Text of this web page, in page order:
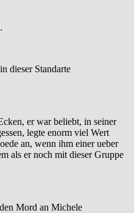
dieser Standarte
er war beliebt, in seiner
legte enorm viel Wert
an, wenn ihm einer ueber
als er noch mit dieser Gruppe
Mord an Michele